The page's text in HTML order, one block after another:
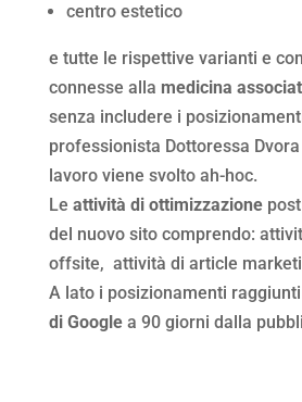
centro estetico
e tutte le rispettive varianti e
connesse alla medicina
senza includere i
professionista Dottoressa
lavoro viene svolto ah-hoc.
Le attività di ottimizzazionepost
del nuovo sito comprendo:
offsite, attività di article
A lato i posizionamenti
di Googlea 90 giorni dalla